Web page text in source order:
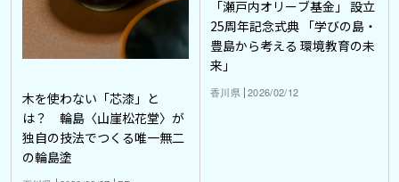
木を使わない「芯漆」と
は？ 輪島〈山崖松花堂〉が
独自の技法でつくる唯一無二
の輪島塗
「瀬戸内オリーブ基金」 設立
25周年記念式典 「学びの島・
豊島から考える 環境教育の未
来」
香川県 2026/02/12